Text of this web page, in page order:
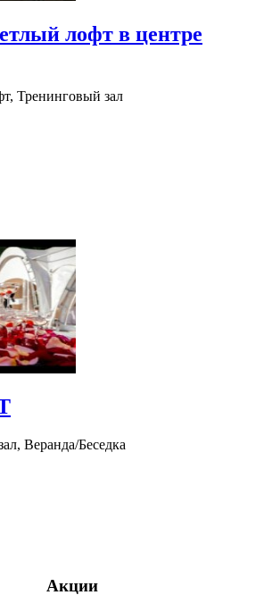
лофт в центре
Тренинговый зал
Веранда/Беседка
Акции